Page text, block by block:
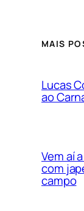
MAIS
Lucas
ao
Vem aí
com
campo